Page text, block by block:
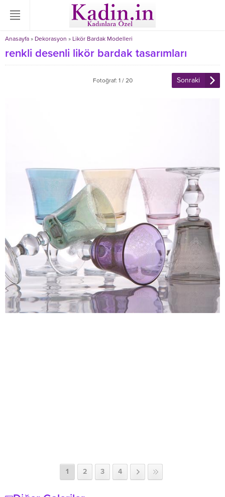
Anasayfa » Dekorasyon » Likör Bardak Modelleri
renkli desenli likör bardak tasarımları
Fotoğraf: 1 / 20 Sonraki
1 2 3 4